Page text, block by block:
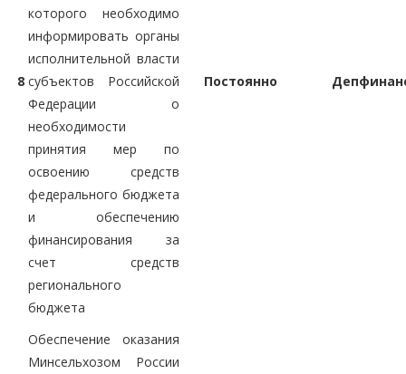
8
которого необходимо
информировать органы
исполнительной власти
субъектов Российской
Федерации о
необходимости
принятия мер по
освоению средств
федерального бюджета
и обеспечению
финансирования за
счет средств
регионального
бюджета
Постоянно
Обеспечение оказания
Минсельхозом России